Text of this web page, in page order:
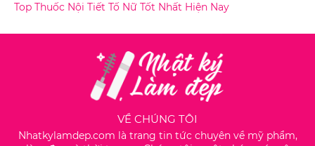
Top Thuốc Nội Tiết Tố Nữ Tốt Nhất Hiện Nay
VỀ CHÚNG TÔI
Nhatkylamdep.com là trang tin tức chuyên về mỹ phẩm,